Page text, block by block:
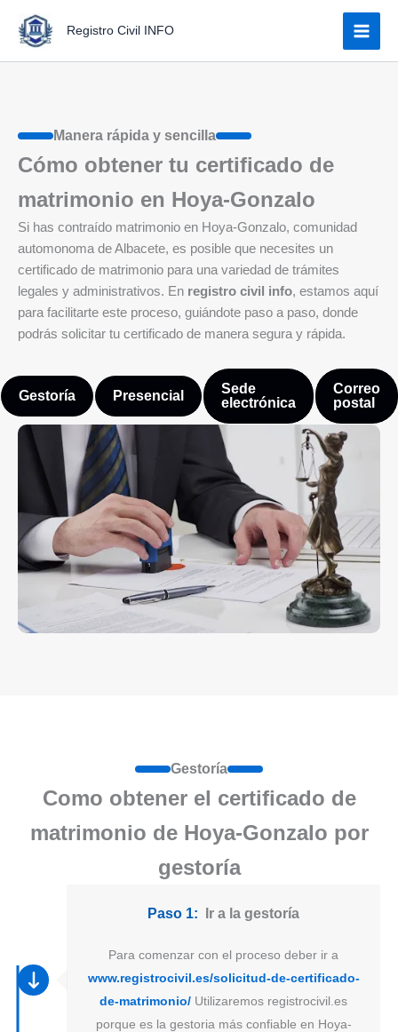
contenido
Registro Civil INFO
Manera rápida y sencilla
Cómo obtener tu certificado de
matrimonio en Hoya-Gonzalo
Si has contraído matrimonio en Hoya-Gonzalo, comunidad
automonoma de Albacete, es posible que necesites un
certificado de matrimonio para una variedad de trámites
legales y administrativos. En registro civil info, estamos aquí
para facilitarte este proceso, guiándote paso a paso, donde
podrás solicitar tu certificado de manera segura y rápida.
Gestoría Presencial
Sede
electrónica
Correo
postal
Gestoría
Como obtener el certificado de
matrimonio de Hoya-Gonzalo por
gestoría
Paso 1: Ir a la gestoría
Para comenzar con el proceso deber ir a
www.registrocivil.es/solicitud-de-certificado-
de-matrimonio/ Utilizaremos registrocivil.es
porque es la gestoria más confiable en Hoya-